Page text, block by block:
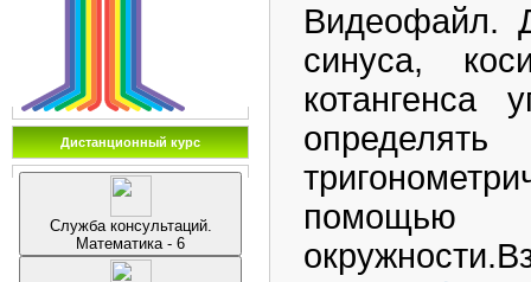
Дистанционный курс
Служба консультаций.
Математика - 6
Видеофайл.
синуса,
котангенса